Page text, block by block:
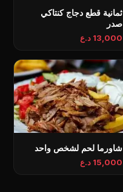
ثمانية قطع دجاج كنتاكي
صدر
13,000 د.ع
شاورما لحم لشخص واحد
15,000 د.ع